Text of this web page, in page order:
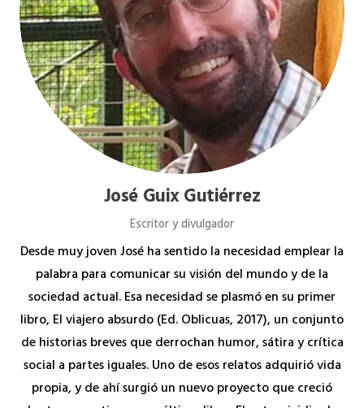
José Guix Gutiérrez
Escritor y divulgador
Desde muy joven José ha sentido la necesidad emplear la
palabra para comunicar su visión del mundo y de la
sociedad actual. Esa necesidad se plasmó en su primer
libro, El viajero absurdo (Ed. Oblicuas, 2017), un conjunto
de historias breves que derrochan humor, sátira y crítica
social a partes iguales. Uno de esos relatos adquirió vida
propia, y de ahí surgió un nuevo proyecto que creció